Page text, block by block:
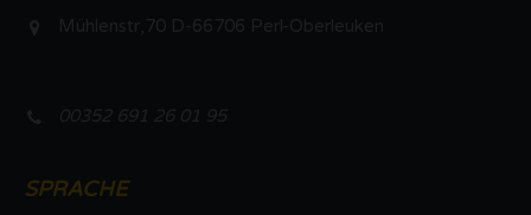
SPRACHE